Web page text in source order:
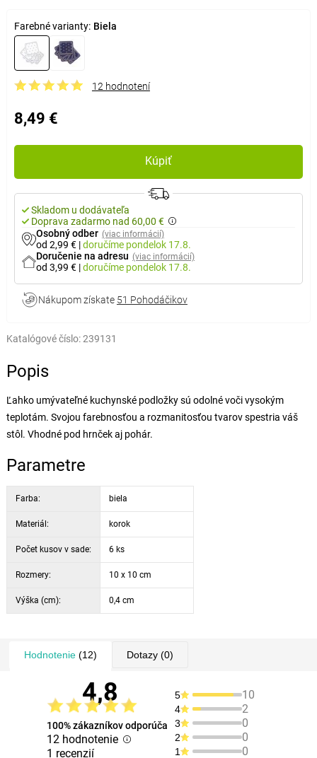
Farebné varianty: Biela
12 hodnotení
8,49 €
Kúpiť
Skladom u dodávateľa
Doprava zadarmo nad 60,00 €
Osobný odber (viac informácií)
od 2,99 € |doručíme pondelok 17.8.
Doručenie na adresu (viac informácií)
od 3,99 € |doručíme pondelok 17.8.
Nákupom získate 51 Pohodáčikov
Katalógové číslo:239131
Popis
Ľahko umývateľné kuchynské podložky sú odolné voči vysokým
teplotám. Svojou farebnosťou a rozmanitosťou tvarov spestria váš
stôl. Vhodné pod hrnček aj pohár.
Parametre
Farba: biela
Materiál: korok
Počet kusov v sade: 6 ks
Rozmery: 10 x 10 cm
Výška (cm): 0,4 cm
Hodnotenie(12) Dotazy(0)
4,8
100% zákazníkov odporúča
12 hodnotenie
1 recenzií
5 10
4 2
3 0
2 0
1 0